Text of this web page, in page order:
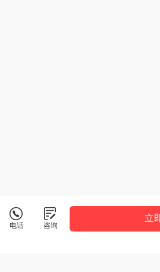
电话 咨询
立